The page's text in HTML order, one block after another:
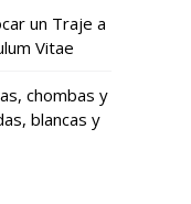
un Traje a
Vitae
chombas y
blancas y